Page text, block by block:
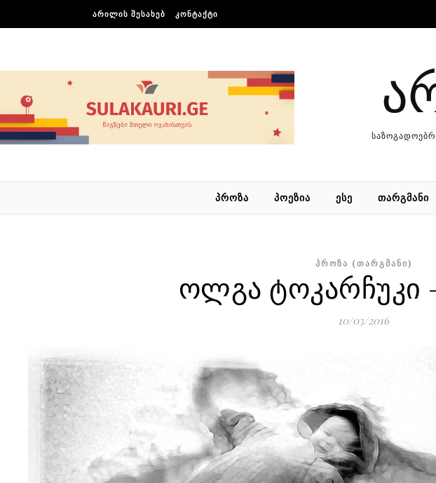
ᲐᲠᲘᲚᲘᲡ ᲨᲔᲡᲐᲮᲔᲑ ᲙᲝᲜᲢᲐᲥᲢᲘ
ᲞᲠᲝᲖᲐ ᲞᲝᲔᲖᲘᲐ ᲔᲡᲔ ᲗᲐᲠᲒᲛᲐᲜᲘ
ᲞᲠᲝᲖᲐ (ᲗᲐᲠᲒᲛᲐᲜᲘ)
ოლგა ტოკარჩუკი
10/03/2016